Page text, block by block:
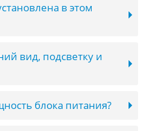
в этом
вид, подсветку и
блока питания?